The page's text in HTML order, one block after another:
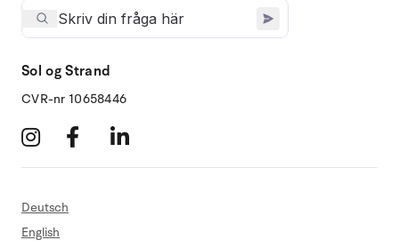
Sol og Strand
CVR-nr 10658446
Deutsch
English